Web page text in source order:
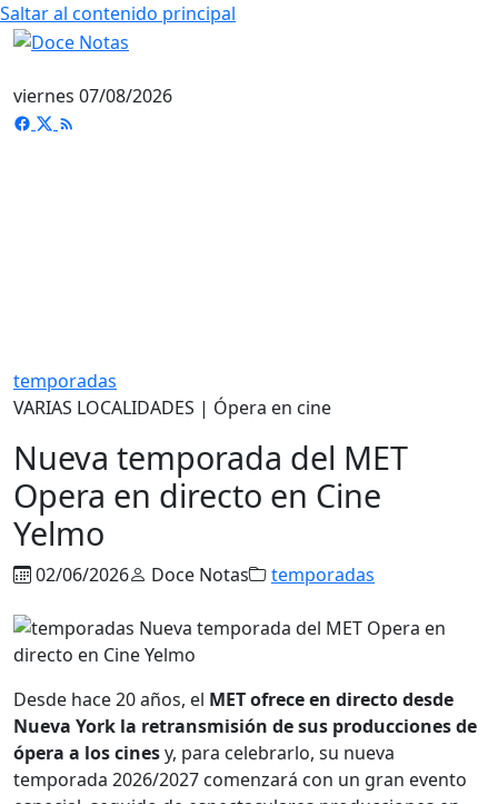
Saltar al contenido principal
viernes 07/08/2026
temporadas
VARIAS LOCALIDADES | Ópera en cine
Nueva temporada del MET
Opera en directo en Cine
Yelmo
02/06/2026 Doce Notas temporadas
Desde hace 20 años, el MET ofrece en directo desde
Nueva York la retransmisión de sus producciones de
ópera a los cinesy, para celebrarlo, su nueva
temporada 2026/2027 comenzará con un gran evento